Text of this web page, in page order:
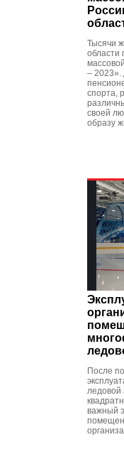
Тысячи
области
– 2023».
спорта,
своей
образу
После
ледовой
важный